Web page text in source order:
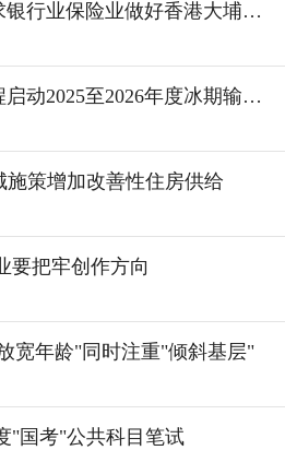
金融监管总局发文要求银行业保险业做好香港大埔火灾金融服务
南水北调中线一期工程启动2025至2026年度冰期输水工作
策增加改善性住房供给
要把牢创作方向
宽年龄"同时注重"倾斜基层"
"国考"公共科目笔试